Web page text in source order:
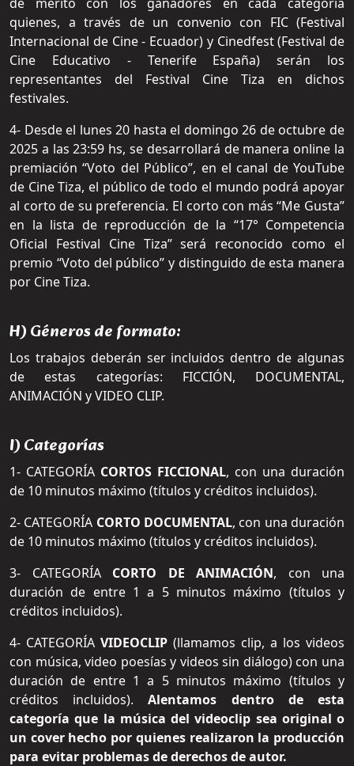
quienes, a través de un convenio con FIC (Festival
Internacional de Cine - Ecuador) y Cinedfest (Festival de
Cine Educativo - Tenerife España) serán los
representantes del Festival Cine Tiza en dichos
festivales.
4- Desde el lunes 20 hasta el domingo 26 de octubre de
2025 a las 23:59 hs, se desarrollará de manera online la
premiación “Voto del Público”, en el canal de YouTube
de Cine Tiza, el público de todo el mundo podrá apoyar
al corto de su preferencia. El corto con más “Me Gusta”
en la lista de reproducción de la “17° Competencia
Oficial Festival Cine Tiza” será reconocido como el
premio “Voto del público” y distinguido de esta manera
por Cine Tiza.
H) Géneros de formato:
Los trabajos deberán ser incluidos dentro de algunas
de estas categorías: FICCIÓN, DOCUMENTAL,
ANIMACIÓN y VIDEO CLIP.
I) Categorías
1- CATEGORÍA CORTOS FICCIONAL, con una duración
de 10 minutos máximo (títulos y créditos incluidos).
2- CATEGORÍA CORTO DOCUMENTAL, con una duración
de 10 minutos máximo (títulos y créditos incluidos).
3- CATEGORÍA CORTO DE ANIMACIÓN, con una
duración de entre 1 a 5 minutos máximo (títulos y
créditos incluidos).
4- CATEGORÍA VIDEOCLIP (llamamos clip, a los videos
con música, video poesías y videos sin diálogo) con una
duración de entre 1 a 5 minutos máximo (títulos y
créditos incluidos).Alentamos dentro de esta
categoría que la música del videoclip sea original o
un cover hecho por quienes realizaron la producción
para evitar problemas de derechos de autor.